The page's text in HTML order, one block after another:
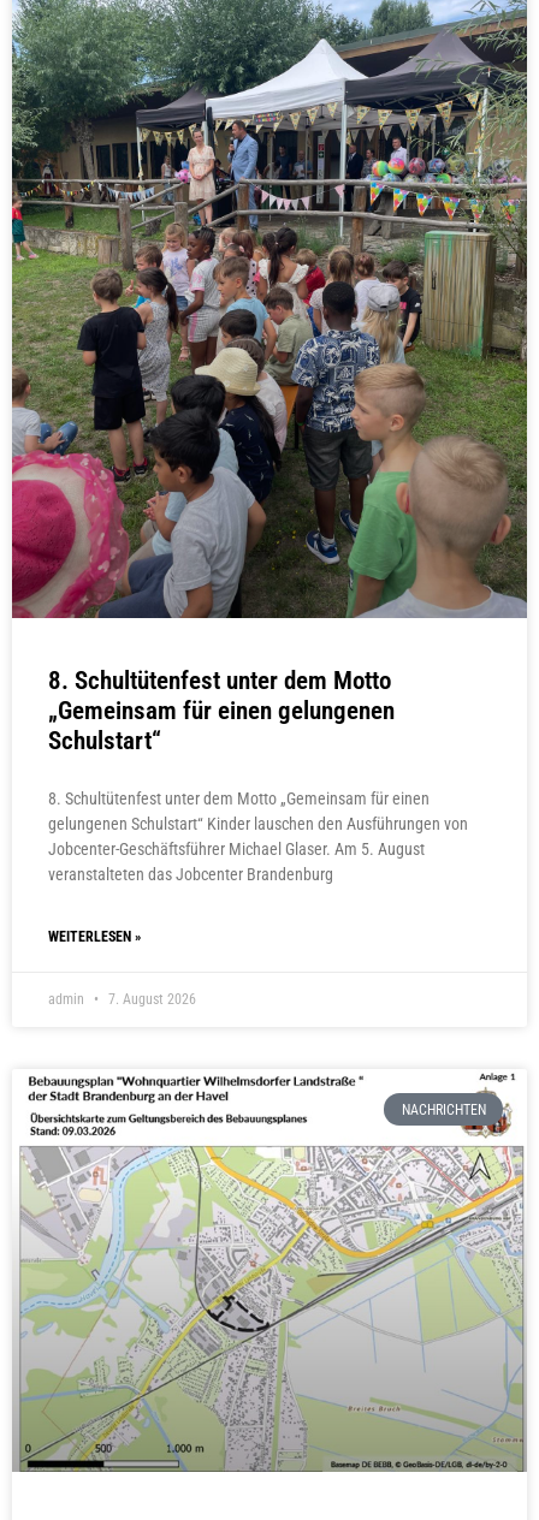
8. Schultütenfest unter dem Motto
„Gemeinsam für einen gelungenen
Schulstart“
8. Schultütenfest unter dem Motto „Gemeinsam für einen
gelungenen Schulstart“ Kinder lauschen den Ausführungen von
Jobcenter-Geschäftsführer Michael Glaser. Am 5. August
veranstalteten das Jobcenter Brandenburg
WEITERLESEN »
admin 7. August 2026
NACHRICHTEN